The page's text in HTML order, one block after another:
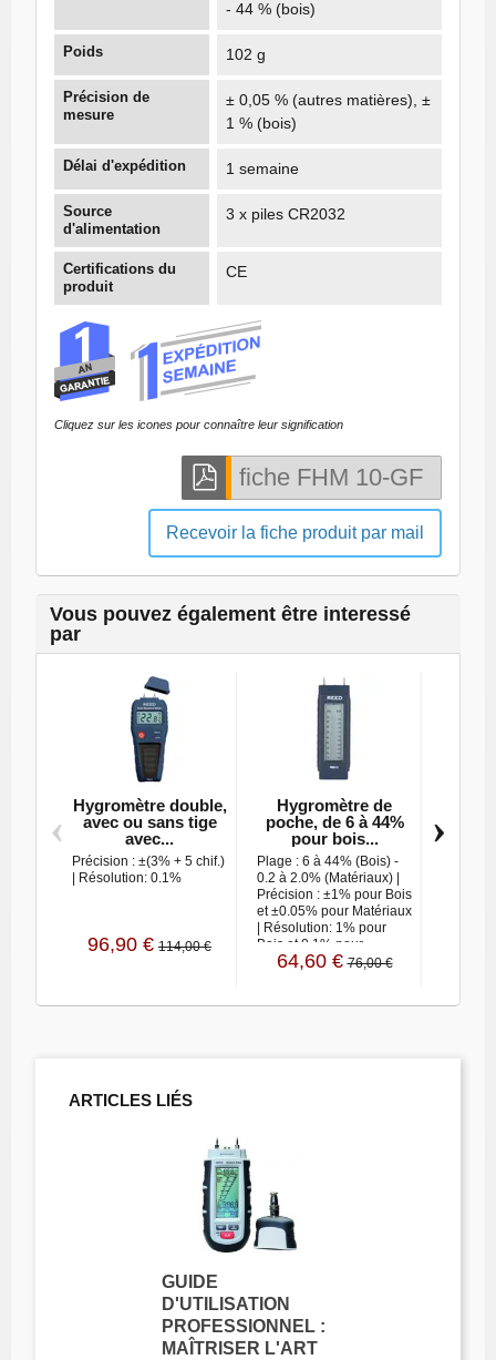
- 44 % (bois)
Poids 102 g
Précision de
mesure
± 0,05 % (autres matières), ±
1 % (bois)
Délai d'expédition 1 semaine
Source
d'alimentation
3 x piles CR2032
Certifications du
produit
CE
Cliquez sur les icones pour connaître leur signification
Recevoir la fiche produit par mail
Vous pouvez également être interessé
par
Hygromètre double,
avec ou sans tige
avec...
Précision : ±(3% + 5 chif.)
| Résolution: 0.1%
96,90 € 114,00 €
Hygromètre de
poche, de 6 à 44%
pour bois...
Plage : 6 à 44% (Bois) -
0.2 à 2.0% (Matériaux) |
Précision : ±1% pour Bois
et ±0.05% pour Matériaux
| Résolution: 1% pour
Bois et 0.1% pour
Matériaux
64,60 € 76,00 €
‹ ›
ARTICLES LIÉS
GUIDE
D'UTILISATION
PROFESSIONNEL :
MAÎTRISER L'ART